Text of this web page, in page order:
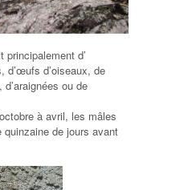
d’
d’œufs d’oiseaux, de
ou de
à avril, les mâles
quinzaine de jours avant